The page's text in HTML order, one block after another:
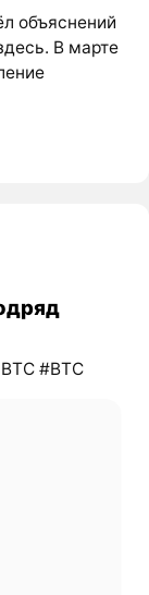
объяснений
В марте
#BTC